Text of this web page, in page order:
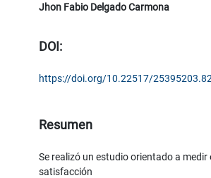
Jhon Fabio Delgado Carmona
DOI:
https://doi.org/10.22517/
Resumen
Se realizó un estudio orientado a medir
satisfacción